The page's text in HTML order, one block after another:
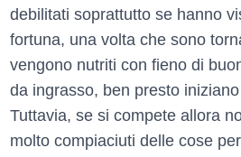
debilitati soprattutto se hanno
fortuna, una volta che sono
vengono nutriti con fieno di
da ingrasso, ben presto
Tuttavia, se si compete allora
molto compiaciuti delle cose